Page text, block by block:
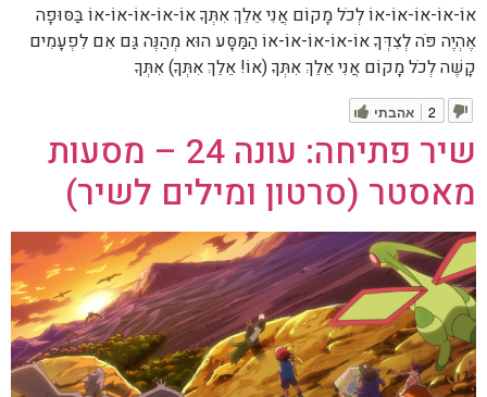
אוֹ-אוֹ-אוֹ-אוֹ-אוֹ לְכֹל מָקוֹם אֲנִי אֵלֵךְ אִתְּךָ אוֹ-אוֹ-אוֹ-אוֹ-אוֹ בַּסּוּפָה
אֶהְיֶה פֹּה לְצִדְּךָ אוֹ-אוֹ-אוֹ-אוֹ-אוֹ הַמַּסָּע הוּא מְהַנֶּה גַּם אִם לִפְעָמִים
קָשֶׁה לְכֹל מָקוֹם אֲנִי אֵלֵךְ אִתְּךָ (אוֹ! אֵלֵךְ אִתְּךָ) אִתְּךָ
אהבתי 2
שיר פתיחה: עונה 24 – מסעות
מאסטר (סרטון ומילים לשיר)